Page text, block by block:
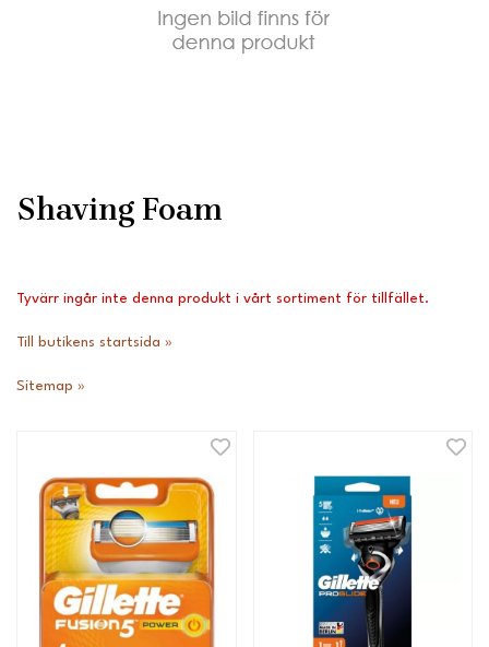
Shaving Foam
Tyvärr ingår inte denna produkt i vårt sortiment för tillfället.
Till butikens startsida »
Sitemap »